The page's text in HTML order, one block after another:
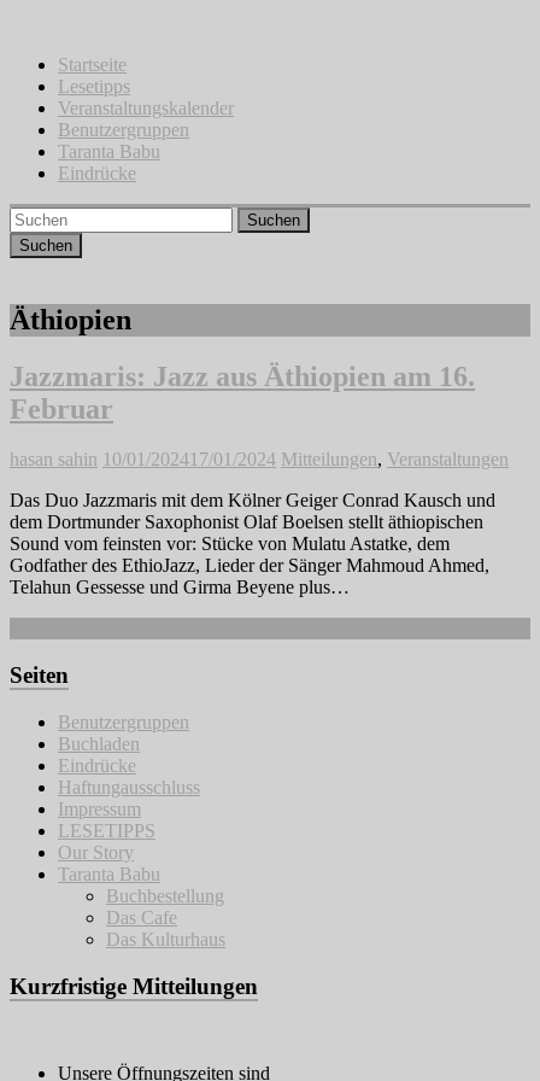
springenStartseite
Lesetipps
Veranstaltungskalender
Benutzergruppen
Taranta Babu
Eindrücke
Suchen
Äthiopien
Jazzmaris: Jazz aus Äthiopien am 16.
Februar
hasan sahin 10/01/202417/01/2024 Mitteilungen, Veranstaltungen
Das Duo Jazzmaris mit dem Kölner Geiger Conrad Kausch und
dem Dortmunder Saxophonist Olaf Boelsen stellt äthiopischen
Sound vom feinsten vor: Stücke von Mulatu Astatke, dem
Godfather des EthioJazz, Lieder der Sänger Mahmoud Ahmed,
Telahun Gessesse und Girma Beyene plus…
Seiten
Benutzergruppen
Buchladen
Eindrücke
Haftungausschluss
Impressum
LESETIPPS
Our Story
Taranta Babu
Buchbestellung
Das Cafe
Das Kulturhaus
Kurzfristige Mitteilungen
Unsere Öffnungszeiten sind